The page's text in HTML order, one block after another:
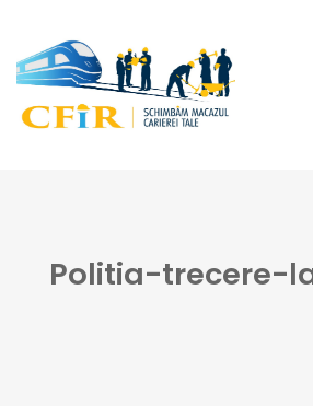
Politia-trecere-